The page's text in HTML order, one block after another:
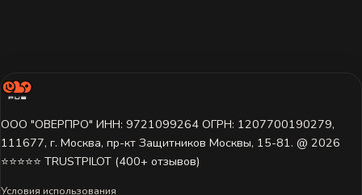
ООО "ОВЕРПРО" ИНН: 9721099264 ОГРН: 1207700190279,
111677, г. Москва, пр-кт Защитников Москвы, 15-81. @ 2026 ㅤ
⭐⭐⭐⭐⭐ TRUSTPILOT (400+ отзывов)
Условия использования